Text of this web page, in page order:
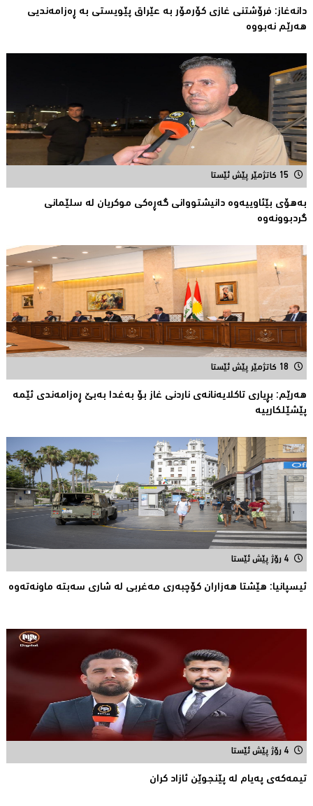
دانەغاز: فرۆشتنی غازی كۆرمۆر بە عێراق پێویستی بە ڕەزامەندیی
هەرێم نەبووە
15 کاتژمێر پێش ئێستا
بەهۆی بێئاوییەوە دانیشتووانی گەڕەكی موكریان لە سلێمانی
گردبوونەوە
18 کاتژمێر پێش ئێستا
هەرێم: بڕیاری تاكلایەنانەى ناردنی غاز بۆ بەغدا بەبێ ڕەزامەندی ئێمە
پێشێلکارییە
4 رۆژ پێش ئێستا
ئیسپانیا: هێشتا هه‌زاران كۆچبه‌ری مه‌غربی له‌ شاری سه‌بته‌ ماونه‌ته‌وه‌
4 رۆژ پێش ئێستا
تیمه‌كه‌ی په‌یام له‌ پێنجوێن ئازاد كران